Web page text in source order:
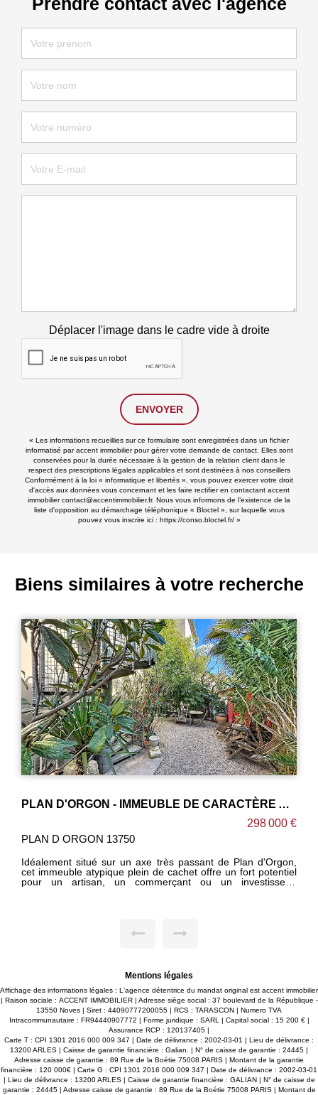
Déplacer l'image dans le cadre vide à droite
ENVOYER
« Les informations recueillies sur ce formulaire sont enregistrées dans un fichier
informatisé par accent immobilier pour gérer votre demande de contact. Elles sont
conservées pour la durée nécessaire à la gestion de la relation client dans le
respect des prescriptions légales applicables et sont destinées à nos conseillers
Conformément à la loi « informatique et libertés », vous pouvez exercer votre droit
d'accès aux données vous concernant et les faire rectifier en contactant accent
immobilier contact@accentimmobilier.fr. Nous vous informons de l’existence de la
liste d'opposition au démarchage téléphonique « Bloctel », sur laquelle vous
pouvez vous inscrire ici : https://conso.bloctel.fr/»
Biens similaires à votre recherche
PLAN D'ORGON - IMMEUBLE DE CARACTÈRE AVEC LOCAL COMMERCIAL, APPARTEMENT ET COUR
298 000 €
PLAN D ORGON 13750
Idéalement situé sur un axe très passant de Plan d'Orgon,
cet immeuble atypique plein de cachet offre un fort potentiel
pour un artisan, un commerçant ou un investisseur.
Aucun travaux impérieux n'est à prévoir, le bien est
artisan souhaitant allier activité professionnelle et habitation,
à un investisseur recherchant un rendement locatif ou
encore à une activité commerciale avec logement sur place.
Emplacement stratégique avec fort passage et excellente
visibilité. À découvrir rapidement ! Les informations sur les
risques auxquels ce bien est exposé sont disponibles sur le
site https://www.georisques.gouv.fr
Mentions légales
Affichage des informations légales : L'agence détentrice du mandat original est accent immobilier
| Raison sociale : ACCENT IMMOBILIER | Adresse siège social : 37 boulevard de la République -
13550 Noves | Siret : 44090777200055 | RCS : TARASCON | Numero TVA
Intracommunautaire : FR94440907772 | Forme juridique : SARL | Capital social : 15 200 € |
Assurance RCP : 120137405 |
Carte T : CPI 1301 2016 000 009 347 | Date de délivrance : 2002-03-01 | Lieu de délivrance :
13200 ARLES | Caisse de garantie financière : Galian. | N° de caisse de garantie : 24445 |
Adresse caisse de garantie : 89 Rue de la Boétie 75008 PARIS | Montant de la garantie
financière : 120 000€ | Carte G : CPI 1301 2016 000 009 347 | Date de délivrance : 2002-03-01
| Lieu de délivrance : 13200 ARLES | Caisse de garantie financière : GALIAN | N° de caisse de
garantie : 24445 | Adresse caisse de garantie : 89 Rue de la Boétie 75008 PARIS | Montant de